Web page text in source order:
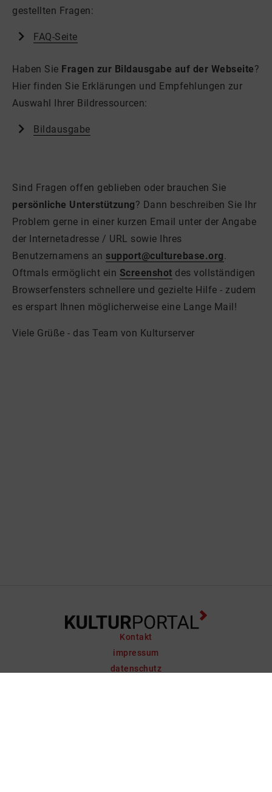
gestellten Fragen:
FAQ-Seite
Haben Sie Fragen zur Bildausgabe auf der Webseite?
Hier finden Sie Erklärungen und Empfehlungen zur
Auswahl Ihrer Bildressourcen:
Bildausgabe
Sind Fragen offen geblieben oder brauchen Sie
persönliche Unterstützung? Dann beschreiben Sie Ihr
Problem gerne in einer kurzen Email unter der Angabe
der Internetadresse / URL sowie Ihres
Benutzernamens an support@culturebase.org.
Oftmals ermöglicht ein Screenshot des vollständigen
Browserfensters schnellere und gezielte Hilfe - zudem
es erspart Ihnen möglicherweise eine Lange Mail!
Viele Grüße - das Team von Kulturserver
Kontakt
impressum
datenschutz